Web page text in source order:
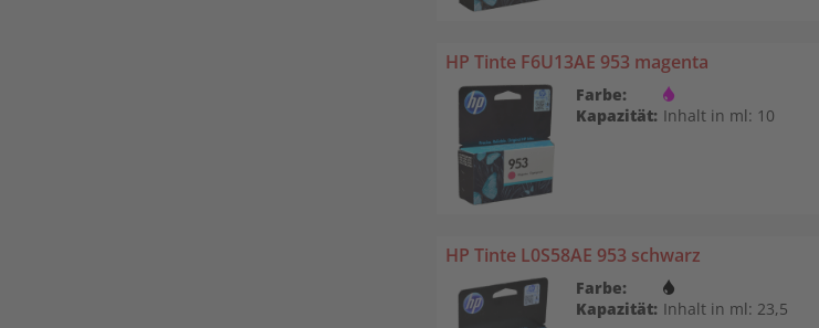
HP Tinte F6U13AE 953 magenta
Farbe:
Kapazität: Inhalt in ml: 10
HP Tinte L0S58AE 953 schwarz
Farbe:
Kapazität: Inhalt in ml: 23,5